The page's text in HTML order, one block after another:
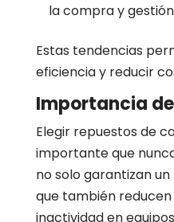
la compra y
Estas tendencias
eficiencia y reducir
Importancia
Elegir repuestos de
importante que
no solo garantizan
que también
inactividad en